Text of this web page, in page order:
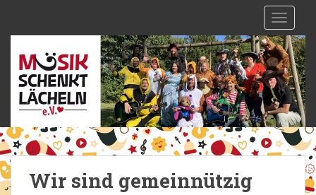
i
n
c
o
Wir sind gemeinnützig